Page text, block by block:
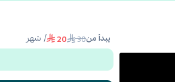
يبدأ من30
20 / شهر